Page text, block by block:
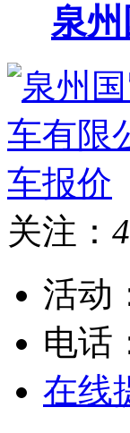
泉
关注：
活动
电话
在线